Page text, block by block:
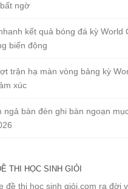
ngờ
kết quả bóng đá kỳ World
biến động
trận hạ màn vòng bảng kỳ
xúc
ngả bàn đèn ghi bàn ngoạn
THI HỌC SINH GIỎI
đề thi học sinh giỏi.com ra đời